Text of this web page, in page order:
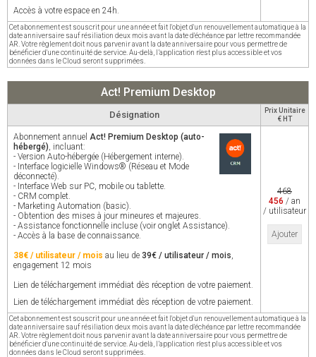
Accès à votre espace en 24h.
Cet abonnement est souscrit pour une année et fait l'objet d'un renouvellement automatique à la
date anniversaire sauf résiliation deux mois avant la date d'échéance par lettre recommandée
AR. Votre règlement doit nous parvenir avant la date anniversaire pour vous permettre de
bénéficier d'une continuité de service. Au-delà, l’application n'est plus accessible et vos
données dans le Cloud seront supprimées.
Act! Premium Desktop
Désignation
Prix Unitaire
€ HT
Abonnement annuel Act! Premium Desktop (auto-
hébergé), incluant:
- Version Auto-hébergée (Hébergement interne).
- Interface logicielle Windows® (Réseau et Mode
déconnecté).
- Interface Web sur PC, mobile ou tablette.
- CRM complet.
- Marketing Automation (basic).
- Obtention des mises à jour mineures et majeures.
- Assistance fonctionnelle incluse (voir onglet Assistance).
- Accès à la base de connaissance.
38€ / utilisateur / mois au lieu de 39€ / utilisateur / mois,
engagement 12 mois
Lien de téléchargement immédiat dès réception de votre paiement.
Lien de téléchargement immédiat dès réception de votre paiement.
468
456 / an
/ utilisateur
Ajouter
Cet abonnement est souscrit pour une année et fait l'objet d'un renouvellement automatique à la
date anniversaire sauf résiliation deux mois avant la date d'échéance par lettre recommandée
AR. Votre règlement doit nous parvenir avant la date anniversaire pour vous permettre de
bénéficier d'une continuité de service. Au-delà, l’application n'est plus accessible et vos
données dans le Cloud seront supprimées.